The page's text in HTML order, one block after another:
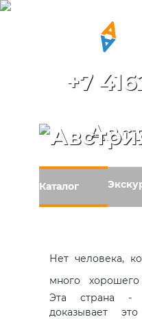
+7
Каталог
Нет человека,
много
Эта страна -
доказывает